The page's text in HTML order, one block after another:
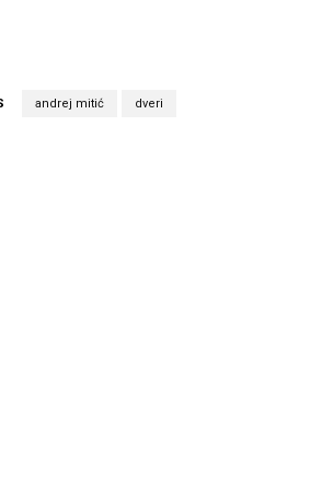
andrej mitić dveri